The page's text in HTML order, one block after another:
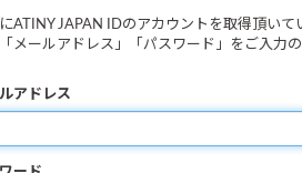
ATINY JAPAN IDのアカウントを取得頂い
メールアドレス」「パスワード」をご入力
アドレス